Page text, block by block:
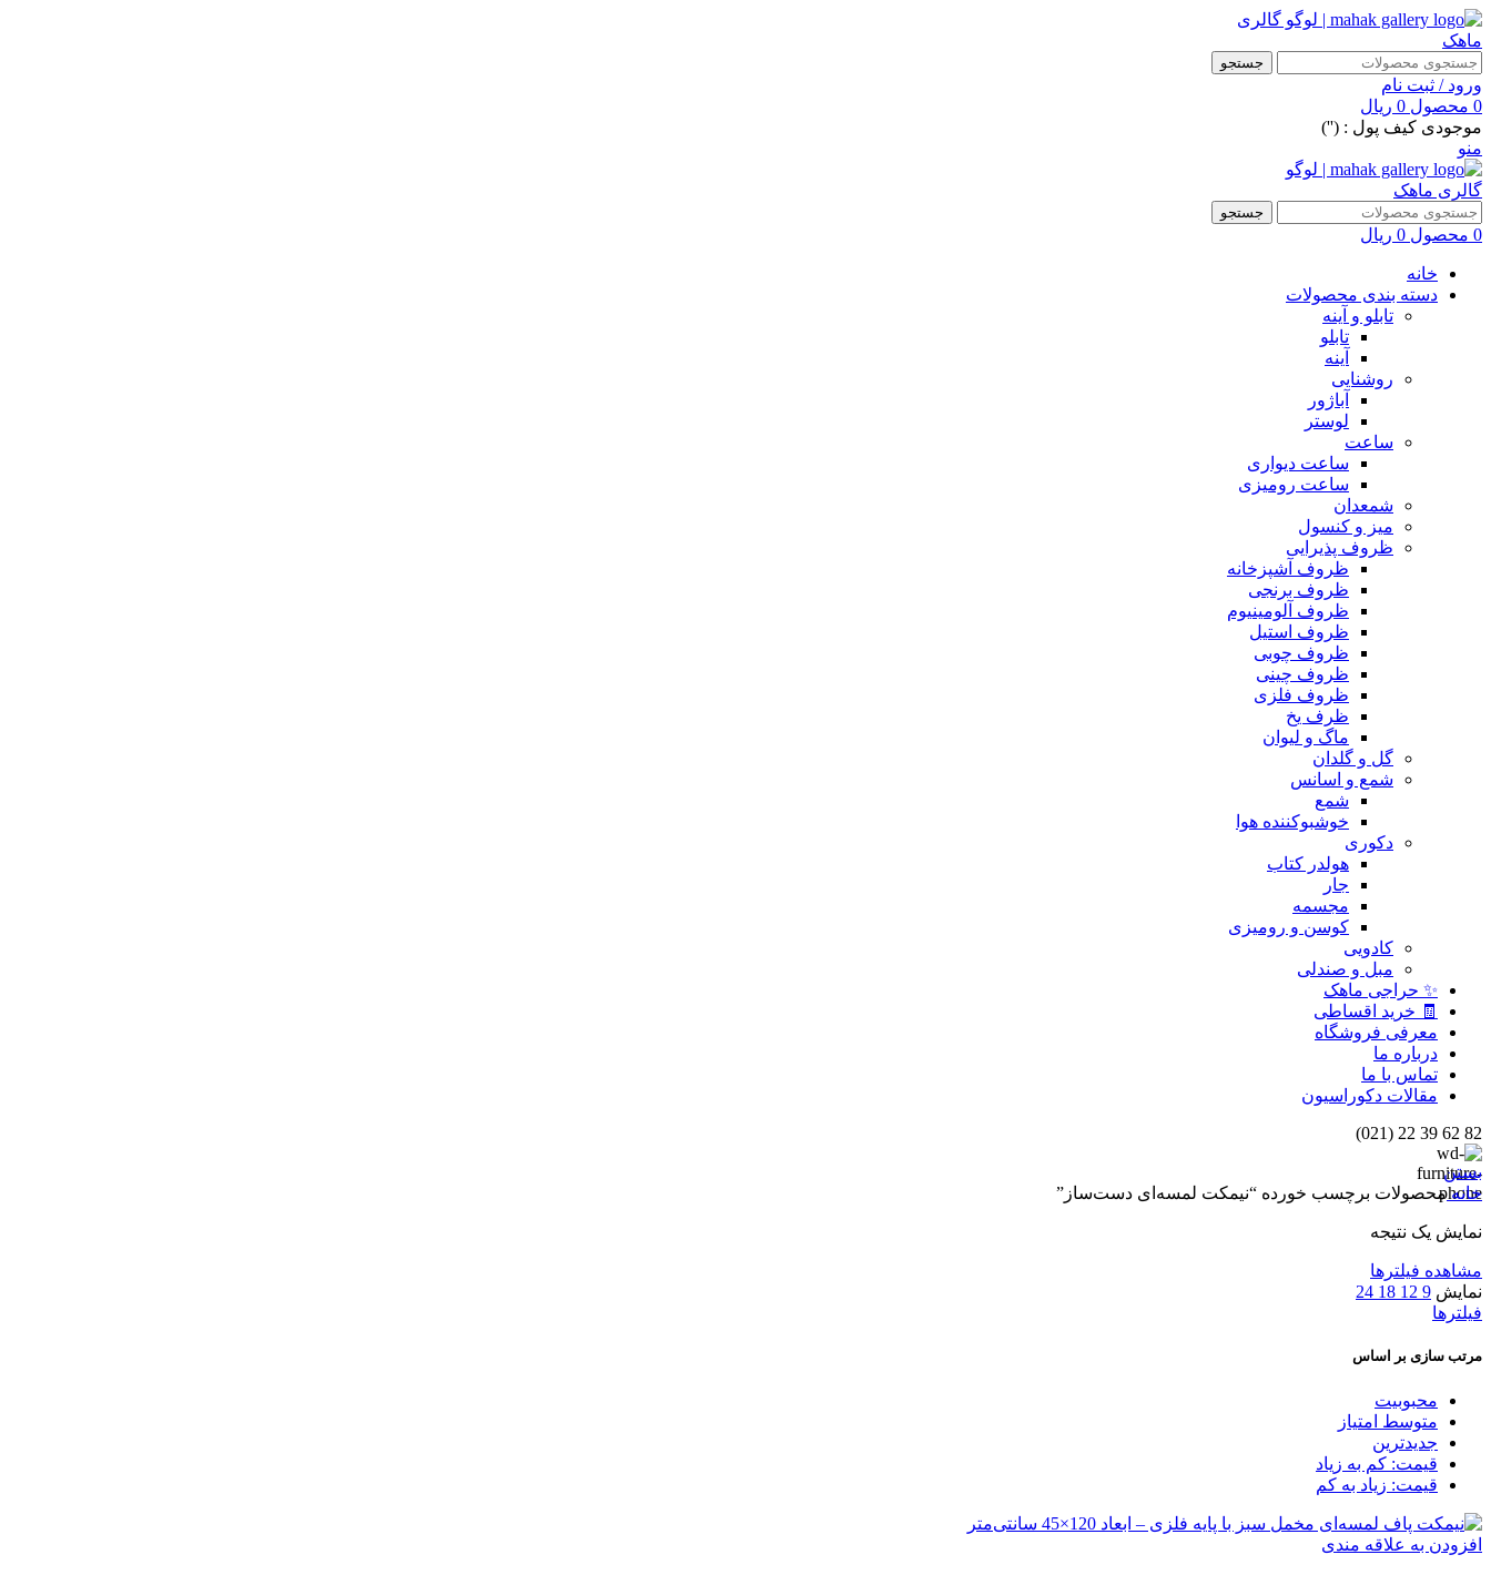
جستجو
ورود / ثبت نام
0 محصول 0 ریال
موجودی کیف پول : ('')
منو
جستجو
0 محصول 0 ریال
خانه
دسته بندی محصولات
تابلو و آینه
تابلو
آینه
روشنایی
آباژور
لوستر
ساعت
ساعت دیواری
ساعت رومیزی
شمعدان
میز و کنسول
ظروف پذیرایی
ظروف آشپزخانه
ظروف برنجی
ظروف آلومینیوم
ظروف استیل
ظروف چوبی
ظروف چینی
ظروف فلزی
ظرف یخ
ماگ و لیوان
گل و گلدان
شمع و اسانس
شمع
خوشبوکننده هوا
دکوری
هولدر کتاب
جار
مجسمه
کوسن و رومیزی
کادویی
مبل و صندلی
✨ حراجی ماهک
🧾 خرید اقساطی
معرفی فروشگاه
درباره ما
تماس با ما
مقالات دکوراسیون
82 62 39 22 (021)
بستن
خانهمحصولات برچسب خورده “نیمکت لمسه‌ای دست‌ساز”
نمایش یک نتیجه
مشاهده فیلترها
نمایش 9
12
18
24
فیلترها
مرتب سازی بر اساس
محبوبیت
متوسط امتیاز
جدیدترین
قیمت: کم به زیاد
قیمت: زیاد به کم
افزودن به علاقه مندی